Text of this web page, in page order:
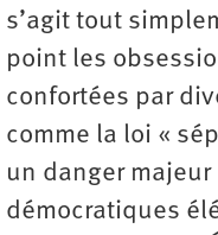
s’agit tout
point les
confortées par
comme la loi «
un danger
démocratiques